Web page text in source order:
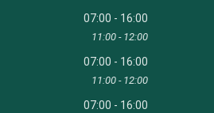
07:00 16:00
11:00 12:00
07:00 16:00
11:00 12:00
07:00 16:00